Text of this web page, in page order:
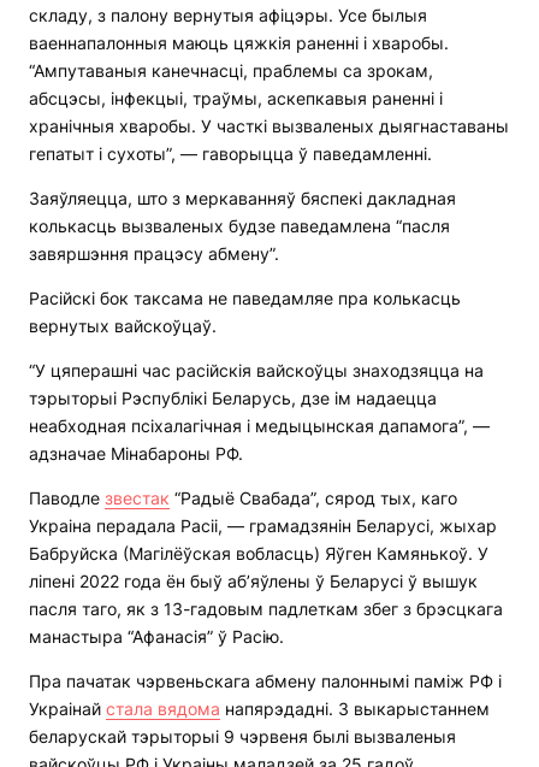
складу, з палону вернутыя афіцэры. Усе былыя
ваеннапалонныя маюць цяжкія раненні і хваробы.
“Ампутаваныя канечнасці, праблемы са зрокам,
абсцэсы, інфекцыі, траўмы, аскепкавыя раненні і
хранічныя хваробы. У часткі вызваленых дыягнаставаны
гепатыт і сухоты”, — гаворыцца ў паведамленні.
Заяўляецца, што з меркаванняў бяспекі дакладная
колькасць вызваленых будзе паведамлена “пасля
завяршэння працэсу абмену”.
Расійскі бок таксама не паведамляе пра колькасць
вернутых вайскоўцаў.
“У цяперашні час расійскія вайскоўцы знаходзяцца на
тэрыторыі Рэспублікі Беларусь, дзе ім надаецца
неабходная псіхалагічная і медыцынская дапамога”, —
адзначае Мінабароны РФ.
Паводле звестак “Радыё Свабада”, сярод тых, каго
Украіна перадала Расіі, — грамадзянін Беларусі, жыхар
Бабруйска (Магілёўская вобласць) Яўген Камянькоў. У
ліпені 2022 года ён быў аб’яўлены ў Беларусі ў вышук
пасля таго, як з 13-гадовым падлеткам збег з брэсцкага
манастыра “Афанасія” ў Расію.
Пра пачатак чэрвеньскага абмену палоннымі паміж РФ і
Украінай стала вядома напярэдадні. З выкарыстаннем
беларускай тэрыторыі 9 чэрвеня былі вызваленыя